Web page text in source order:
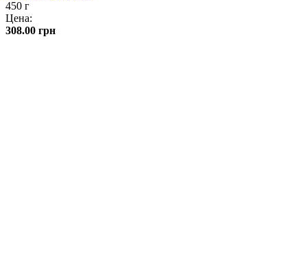
450 г
Цена:
308.00 грн